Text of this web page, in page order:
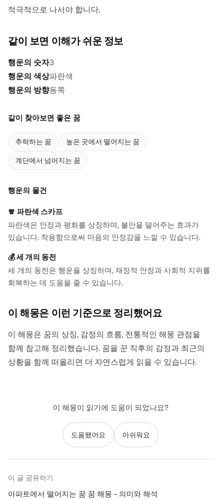
적극적으로 나서야 합니다.
같이 보면 이해가 쉬운 정보
행운의 숫자3
행운의 색상파란색
행운의 방향동쪽
같이 찾아보면 좋은 꿈
추락하는 꿈 높은 곳에서 떨어지는 꿈
계단에서 넘어지는 꿈
행운의 물건
🧣 파란색 스카프
파란색은 안정과 평화를 상징하며, 불안을 덜어주는 효과가
있습니다. 착용함으로써 마음의 안정감을 느낄 수 있습니다.
💰세 개의 동전
세 개의 동전은 행운을 상징하며, 재정적 안정과 사회적 지위를
회복하는 데 도움을 줄 수 있습니다.
이 해몽은 이런 기준으로 정리했어요
이 해몽은 꿈의 상징, 감정의 흐름, 전통적인 해몽 관점을
함께 참고해 정리했습니다. 꿈을 꾼 직후의 감정과 최근의
상황을 함께 떠올리면 더 자연스럽게 읽을 수 있습니다.
이 해몽이 읽기에 도움이 되었나요?
도움됐어요 아쉬워요
이 글 공유하기
아파트에서 떨어지는 꿈 꿈 해몽 - 의미와 해석